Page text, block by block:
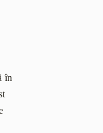
în